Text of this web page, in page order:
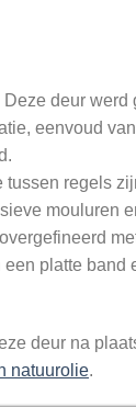
Deze deur
eenvoud
tussen regels
mouluren
platte band
deur na
natuurolie.